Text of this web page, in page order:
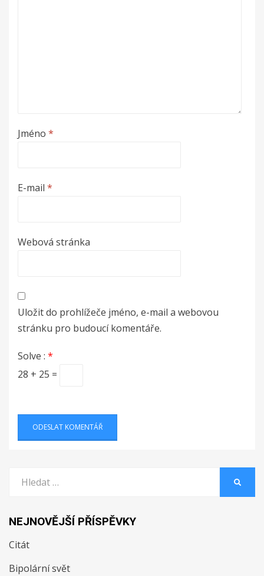
Jméno *
E-mail *
Webová stránka
Uložit do prohlížeče jméno, e-mail a webovou
stránku pro budoucí komentáře.
Solve : *
28 + 25 =
NEJNOVĚJŠÍ PŘÍSPĚVKY
Citát
Bipolární svět